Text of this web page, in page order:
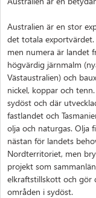
Australien är en stor
det totala
men numera är landet
högvärdig järnmalm
Västaustralien) och
nickel, koppar och
sydöst och där
fastlandet och
olja och naturgas. Olja
nästan för landets
Nordterritoriet, men
projekt som
elkraftstillskott och
områden i sydöst.